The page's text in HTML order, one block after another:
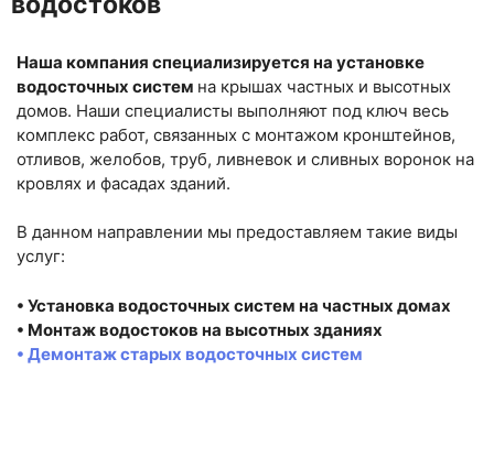
Наша компания специализируется на установке
водосточных систем на крышах частных и высотных
домов. Наши специалисты выполняют под ключ весь
комплекс работ, связанных с монтажом кронштейнов,
отливов, желобов, труб, ливневок и сливных воронок на
кровлях и фасадах зданий.
В данном направлении мы предоставляем такие виды
услуг:
• Установка водосточных систем на частных домах
• Монтаж водостоков на высотных зданиях
• Демонтаж старых водосточных систем